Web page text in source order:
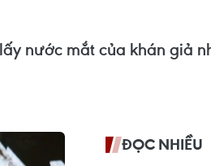
nước mắt của khán giả
ĐỌC NHIỀU